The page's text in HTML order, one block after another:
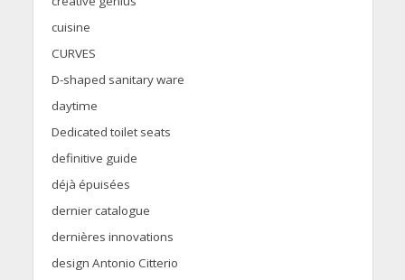
cuisine
CURVES
D-shaped sanitary ware
daytime
Dedicated toilet seats
definitive guide
déjà épuisées
dernier catalogue
dernières innovations
design Antonio Citterio